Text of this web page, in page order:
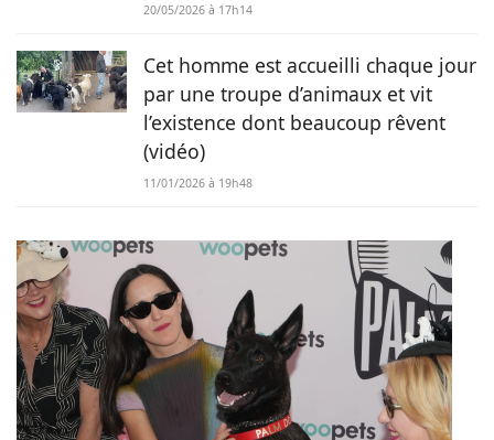
20/05/2026 à 17h14
Cet homme est accueilli chaque jour
par une troupe d’animaux et vit
l’existence dont beaucoup rêvent
(vidéo)
11/01/2026 à 19h48